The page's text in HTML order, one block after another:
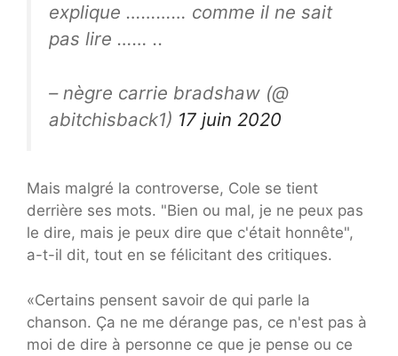
explique ………… comme il ne sait
pas lire …… ..
– nègre carrie bradshaw (@
abitchisback1) 17 juin 2020
Mais malgré la controverse, Cole se tient
derrière ses mots. "Bien ou mal, je ne peux pas
le dire, mais je peux dire que c'était honnête",
a-t-il dit, tout en se félicitant des critiques.
«Certains pensent savoir de qui parle la
chanson. Ça ne me dérange pas, ce n'est pas à
moi de dire à personne ce que je pense ou ce